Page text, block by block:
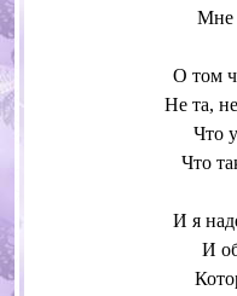
Мне
О том
Не та,
Что
Что
И я
И